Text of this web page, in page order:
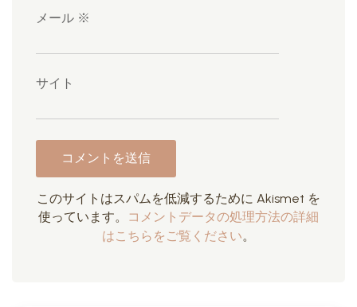
メール ※
サイト
このサイトはスパムを低減するために Akismet を
使っています。
コメントデータの処理方法の詳細
はこちらをご覧ください。